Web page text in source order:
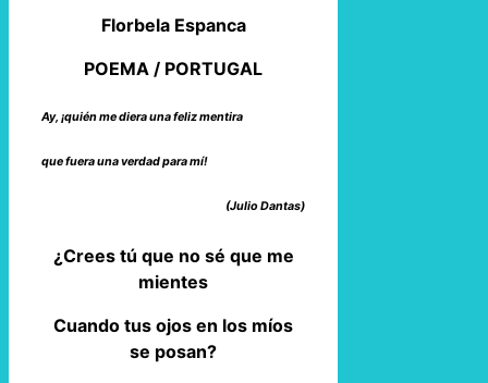
Florbela Espanca
POEMA / PORTUGAL
Ay, ¡quién me diera una feliz mentira
que fuera una verdad para mí!
(Julio Dantas)
¿Crees tú que no sé que me
mientes
Cuando tus ojos en los míos
se posan?